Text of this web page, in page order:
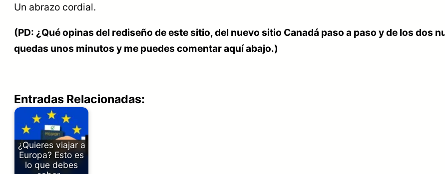
Un abrazo cordial.
(PD: ¿Qué opinas del rediseño de este sitio, del nuevo sitio Canadá paso a paso y de los dos
quedas unos minutos y me puedes comentar aquí abajo.)
Entradas Relacionadas:
¿Quieres viajar a
Europa? Esto es
lo que debes